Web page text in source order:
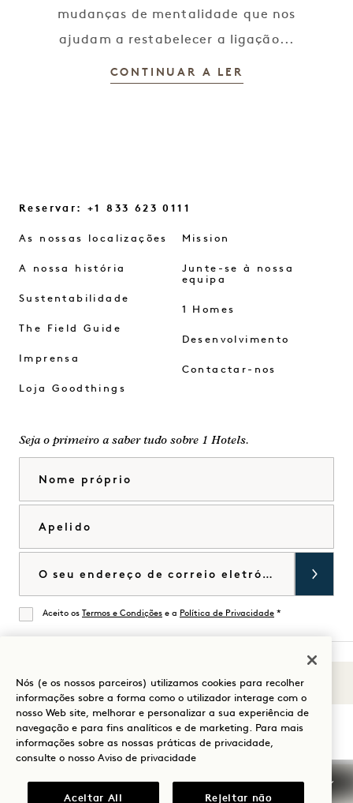
mudanças de mentalidade que nos
ajudam a restabelecer a ligação...
CONTINUAR A LER
Sons de 1
Reservar: +1 833 623 0111
As nossas localizações
A nossa história
Sustentabilidade
The Field Guide
Imprensa
Loja Goodthings
Mission
Junte-se à nossa
equipa
1 Homes
Desenvolvimento
Contactar-nos
Seja o primeiro a saber tudo sobre 1 Hotels.
De acordo
Aceito os Termos e Condições e a Política de Privacidade *
Visitar
1
Hotels
no
Visitar
1
Hotels
no
1
Hotels
no
Visitar
1
Hotels
no
Visitar
1
Hotels
Visitar
1
Hotels
Guia para a sua estadia
Termos e condições
Aviso de privacidade
Acessibilidade
Termos e condições Mission
Nós (e os nossos parceiros) utilizamos cookies para recolher
informações sobre a forma como o utilizador interage com o
nosso Web site, melhorar e personalizar a sua experiência de
navegação e para fins analíticos e de marketing. Para mais
informações sobre as nossas práticas de privacidade,
consulte o nosso Aviso de privacidade
Aceitar All Rejeitar não